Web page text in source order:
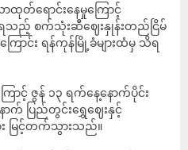
တ်ရောင်းနေမှုကြောင့်
ရသည့် စက်သုံးဆီဈေးနှုန်းတည်ငြိမ်
ြောင်း ရန်ကုန်မြို့ခံများထံမှ သိရ
ြောင့် ဇွန် ၁၃ ရက်နေ့နောက်ပိုင်း
ာက် ပြည်တွင်းရွှေဈေးနှင့်
း မြင့်တက်သွားသည်။